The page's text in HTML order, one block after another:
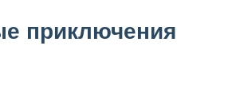
приключения